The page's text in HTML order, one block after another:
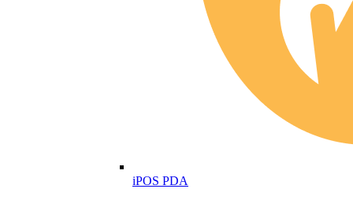
iPOS PDA